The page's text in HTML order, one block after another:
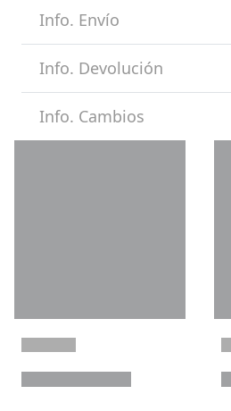
Info. Envío
Info. Devolución
Info. Cambios